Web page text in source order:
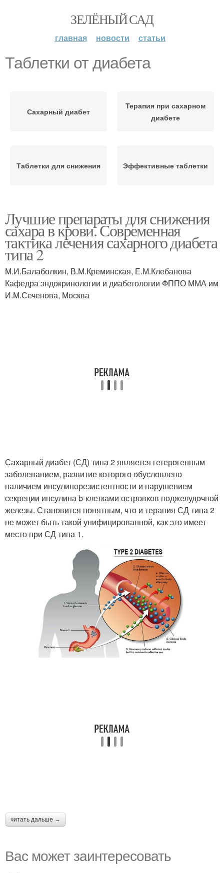
ЗЕЛЁНЫЙ САД
главная новости статьи
Таблетки от диабета
Сахарный диабет
Терапия при сахарном
диабете
Таблетки для снижения Эффективные таблетки
Лучшие препараты для снижения
сахара в крови. Современная
тактика лечения сахарного диабета
типа 2
М.И.Балаболкин, В.М.Креминская, Е.М.Клебанова
Кафедра эндокринологии и диабетологии ФППО ММА им
И.М.Сеченова, Москва
Сахарный диабет (СД) типа 2 является гетерогенным
заболеванием, развитие которого обусловлено
наличием инсулинорезистентности и нарушением
секреции инсулина b-клетками островков поджелудочной
железы. Становится понятным, что и терапия СД типа 2
не может быть такой унифицированной, как это имеет
место при СД типа 1.
читать дальше →
Вас может заинтересовать